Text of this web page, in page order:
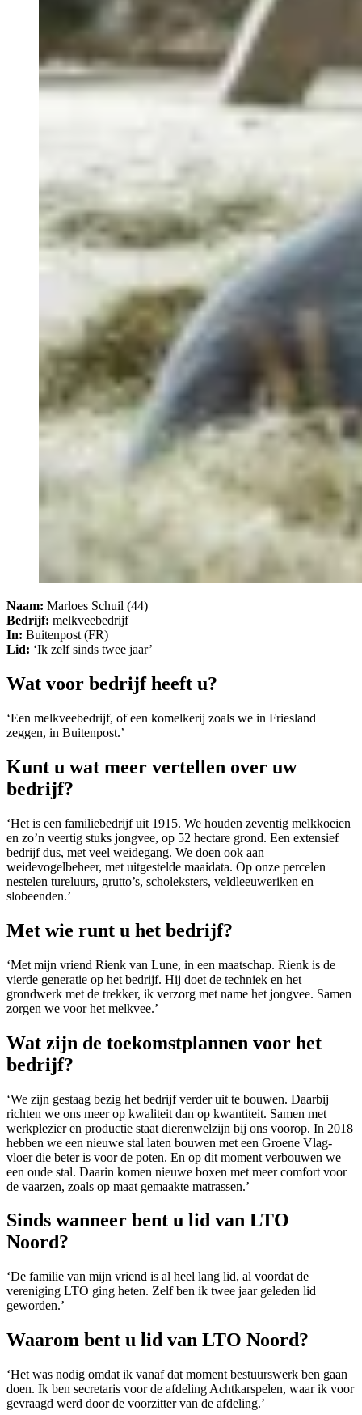
Naam: Marloes Schuil (44)
Bedrijf: melkveebedrijf
In: Buitenpost (FR)
Lid: ‘Ik zelf sinds twee jaar’
Wat voor bedrijf heeft u?
‘Een melkveebedrijf, of een komelkerij zoals we in Friesland
zeggen, in Buitenpost.’
Kunt u wat meer vertellen over uw
bedrijf?
‘Het is een familiebedrijf uit 1915. We houden zeventig melkkoeien
en zo’n veertig stuks jongvee, op 52 hectare grond. Een extensief
bedrijf dus, met veel weidegang. We doen ook aan
weidevogelbeheer, met uitgestelde maaidata. Op onze percelen
nestelen tureluurs, grutto’s, scholeksters, veldleeuweriken en
slobeenden.’
Met wie runt u het bedrijf?
‘Met mijn vriend Rienk van Lune, in een maatschap. Rienk is de
vierde generatie op het bedrijf. Hij doet de techniek en het
grondwerk met de trekker, ik verzorg met name het jongvee. Samen
zorgen we voor het melkvee.’
Wat zijn de toekomstplannen voor het
bedrijf?
‘We zijn gestaag bezig het bedrijf verder uit te bouwen. Daarbij
richten we ons meer op kwaliteit dan op kwantiteit. Samen met
werkplezier en productie staat dierenwelzijn bij ons voorop. In 2018
hebben we een nieuwe stal laten bouwen met een Groene Vlag-
vloer die beter is voor de poten. En op dit moment verbouwen we
een oude stal. Daarin komen nieuwe boxen met meer comfort voor
de vaarzen, zoals op maat gemaakte matrassen.’
Sinds wanneer bent u lid van LTO
Noord?
‘De familie van mijn vriend is al heel lang lid, al voordat de
vereniging LTO ging heten. Zelf ben ik twee jaar geleden lid
geworden.’
Waarom bent u lid van LTO Noord?
‘Het was nodig omdat ik vanaf dat moment bestuurswerk ben gaan
doen. Ik ben secretaris voor de afdeling Achtkarspelen, waar ik voor
gevraagd werd door de voorzitter van de afdeling.’